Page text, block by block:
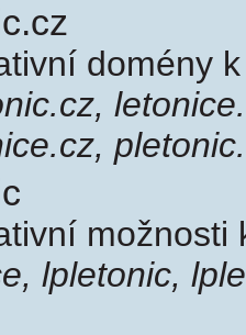
domény
lpletonic,